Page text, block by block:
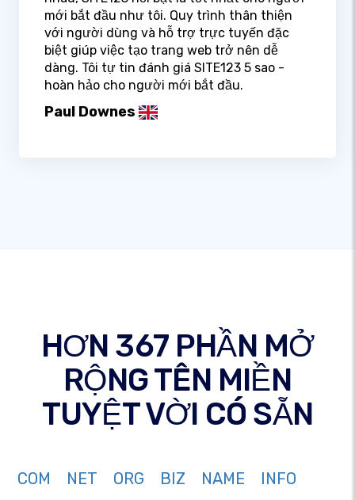
mới bắt đầu như tôi. Quy trình thân thiện
với người dùng và hỗ trợ trực tuyến đặc
biệt giúp việc tạo trang web trở nên dễ
dàng. Tôi tự tin đánh giá SITE123 5 sao -
hoàn hảo cho người mới bắt đầu.
Paul Downes
HƠN 367 PHẦN MỞ
RỘNG TÊN MIỀN
TUYỆT VỜI CÓ SẴN
COM NET ORG BIZ NAME
INFO